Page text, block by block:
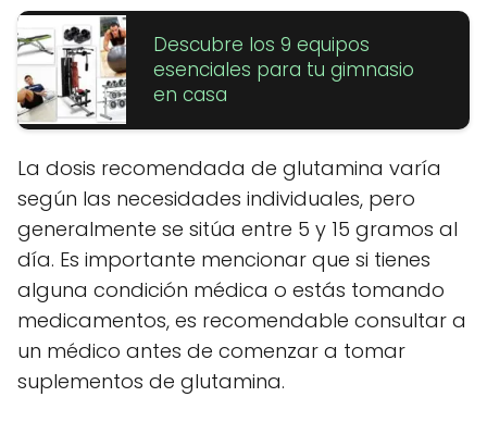
Descubre los 9 equipos
esenciales para tu gimnasio
en casa
La dosis recomendada de glutamina varía
según las necesidades individuales, pero
generalmente se sitúa entre 5 y 15 gramos al
día. Es importante mencionar que si tienes
alguna condición médica o estás tomando
medicamentos, es recomendable consultar a
un médico antes de comenzar a tomar
suplementos de glutamina.